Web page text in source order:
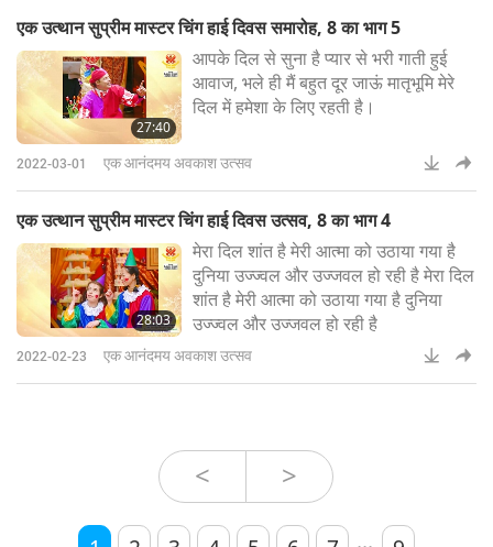
का आनंद ले सकती हैं।
एक उत्थान सुप्रीम मास्टर चिंग हाई दिवस समारोह, 8 का भाग 5
27:40
आपके दिल से सुना है प्यार से भरी गाती हुई
आवाज, भले ही मैं बहुत दूर जाऊं मातृभूमि मेरे
दिल में हमेशा के लिए रहती है।
2022-03-01 एक आनंदमय अवकाश उत्सव
एक उत्थान सुप्रीम मास्टर चिंग हाई दिवस उत्सव, 8 का भाग 4
28:03
मेरा दिल शांत है मेरी आत्मा को उठाया गया है
दुनिया उज्ज्वल और उज्जवल हो रही है मेरा दिल
शांत है मेरी आत्मा को उठाया गया है दुनिया
उज्ज्वल और उज्जवल हो रही है
2022-02-23 एक आनंदमय अवकाश उत्सव
< >
...